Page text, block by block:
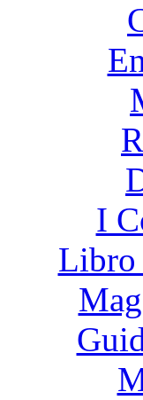
I
Libro